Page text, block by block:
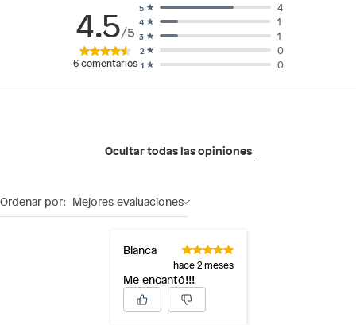
4.5/5
6 comentarios 1 0
2 0
3 1
4 1
5 4
Ocultar todas las opiniones
Ordenar por: Mejores evaluaciones
Blanca
hace 2 meses
Me encantó!!!